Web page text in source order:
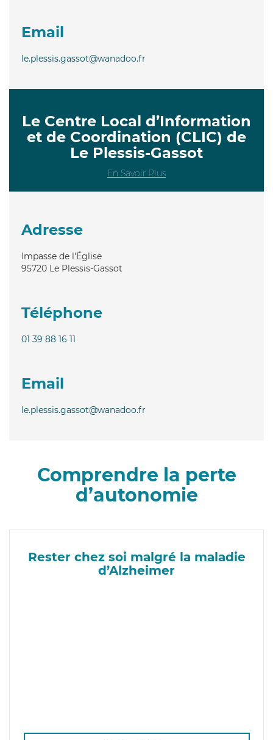
Email
le.plessis.gassot@wanadoo.fr
Le Centre Local d’Information
et de Coordination (CLIC) de
Le Plessis-Gassot
En Savoir Plus
Adresse
Impasse de l'Église
95720 Le Plessis-Gassot
Téléphone
01 39 88 16 11
Email
le.plessis.gassot@wanadoo.fr
Comprendre la perte
d’autonomie
Rester chez soi malgré la maladie
d’Alzheimer